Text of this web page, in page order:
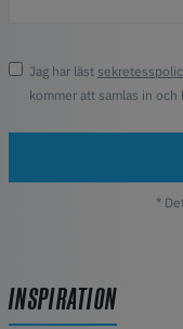
Jag har läst
kommer att samlas in och
*
INSPIRATION